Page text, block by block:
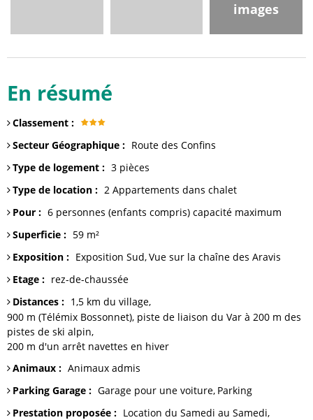
images
En résumé
Classement :
Secteur Géographique : Route des Confins
Type de logement : 3 pièces
Type de location : 2 Appartements dans chalet
Pour : 6 personnes (enfants compris) capacité maximum
Superficie : 59 m²
Exposition : Exposition Sud Vue sur la chaîne des Aravis
Etage : rez-de-chaussée
Distances : 1,5 km du village
900 m (Télémix Bossonnet), piste de liaison du Var à 200 m des
pistes de ski alpin
200 m d'un arrêt navettes en hiver
Animaux : Animaux admis
Parking Garage : Garage pour une voiture Parking
Prestation proposée : Location du Samedi au Samedi